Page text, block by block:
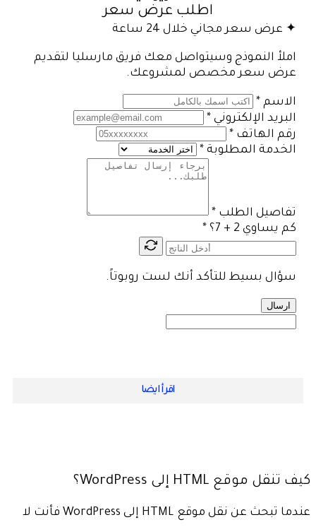
اطلب عرض سعر
✦ عرض سعر مجاني خلال 24 ساعة
املأ النموذج وسيتواصل معك فريق مارسليا لتقديم
عرض سعر مخصص لمشروعك.
الاسم *
البريد الإلكتروني *
رقم الهاتف *
الخدمة المطلوبة *
تفاصيل الطلب *
كم يساوي 2 + 7؟
*
سؤال بسيط للتأكد أنك لست روبوتاً.
ارسال
اقرأ ايضا
كيف تنقل موقع HTML إلى WordPress؟
عندما تبحث عن نقل موقع HTML إلى WordPress فأنت لا